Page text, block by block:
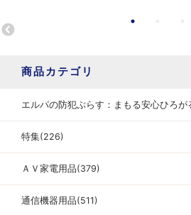
商品カテゴリ
エルパの防犯ぷらす：まもる安心ひろが
特集(226)
ＡＶ家電用品(379)
通信機器用品(511)